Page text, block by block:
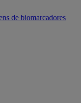
de biomarcadores